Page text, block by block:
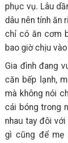
phục vụ. Lâu
dâu nên tính ăn
chỉ có ăn cơm
bao giờ chịu
Gia đình đang
căn bếp lạnh,
mà không nói
cái bóng trong
nhau tay đôi
gì cũng để mẹ